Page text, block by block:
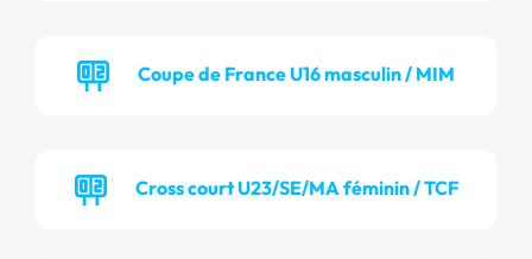
Coupe de France U16 masculin / MIM
Cross court U23/SE/MA féminin / TCF